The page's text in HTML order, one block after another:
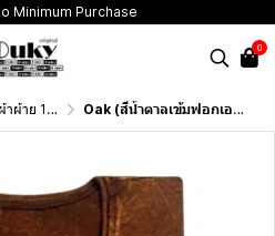
Minimum Purchase
0
Washed Cotton 100%) Oak (สีน้ำตาลเข้มฟอกเอซิด) ผลิตจากผ้าฝ้าย 100% ให้ความรู้สึกนุ่มฟู เบาสบาย